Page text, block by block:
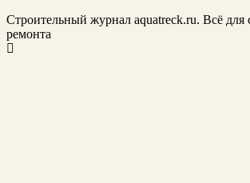
Строительный журнал aquatreck.ru. Всё для
ремонта